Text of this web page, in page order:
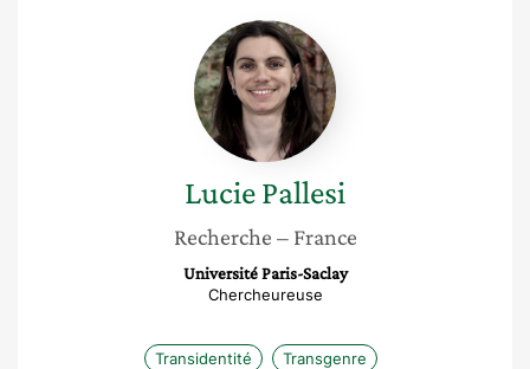
Lucie
Pallesi
LuciePallesi
Recherche – France
Université Paris-Saclay
Chercheureuse
Transidentité Transgenre